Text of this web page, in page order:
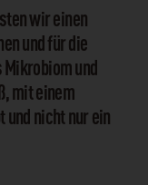
wir einen
und für die
und
mit einem
nicht nur ein